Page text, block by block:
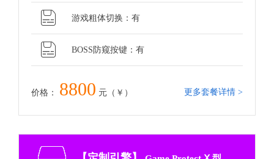
游戏粗体切换：有
BOSS防窥按键：有
价格： 8800 元（￥） 更多套餐详情 >